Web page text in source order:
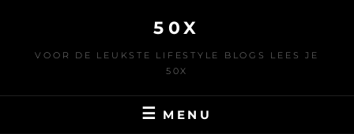
content
50X
VOOR DE LEUKSTE LIFESTYLE BLOGS LEES JE
50X
MENU